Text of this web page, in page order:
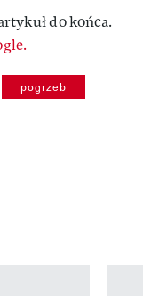
do końca.
pogrzeb